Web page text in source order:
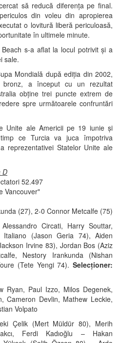
să reducă diferența pe final.
din voleu din apropierea
o lovitură liberă periculoasă,
în ultimele minute.
s-a aflat la locul potrivit și a
sale.
Mondială după ediția din 2002,
bronz, a început cu un rezultat
obține trei puncte extrem de
spre următoarele confruntări
Unite ale Americii pe 19 iunie și
ce Turcia va juca împotriva
reprezentativei Statelor Unite ale
D
52.497
Vancouver"
(27), 2-0 Connor Metcalfe (75)
Circati, Harry Souttar,
(Jason Geria 74), Aiden
Irvine 83), Jordan Bos (Aziz
Nestory Irankunda (Nishan
(Tete Yengi 74). Selecționer:
Ryan, Paul Izzo, Milos Degenek,
Cameron Devlin, Mathew Leckie,
Volpato
Çelik (Mert Müldür 80), Merih
Ferdi Kadıoğlu – Hakan